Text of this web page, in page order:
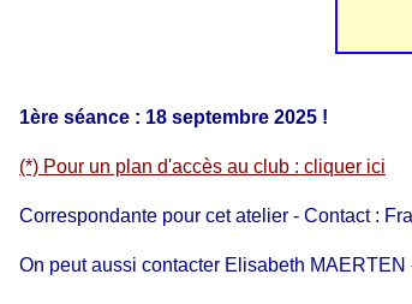
1ère séance : 18 septembre 2025 !
(*) Pour un plan d'accès au club : cliquer ici
Correspondante pour cet atelier - Contact :
On peut aussi contacter Elisabeth MAERTEN